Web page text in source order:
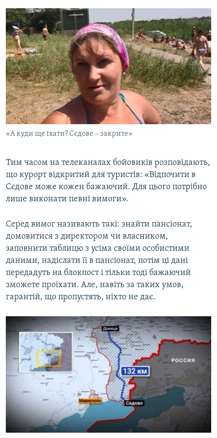
«А куди ще їхати? Сєдове – закрите»
Тим часом на телеканалах бойовиків розповідають,
що курорт відкритий для туристів: «Відпочити в
Сєдове може кожен бажаючий. Для цього потрібно
лише виконати певні вимоги».
Серед вимог називають такі: знайти пансіонат,
домовитися з директором чи власником,
заповнити таблицю з усіма своїми особистими
даними, надіслати її в пансіонат, потім ці дані
передадуть на блокпост і тільки тоді бажаючий
зможете проїхати. Але, навіть за таких умов,
гарантій, що пропустять, ніхто не дає.